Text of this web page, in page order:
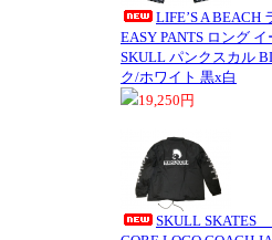
LIFE’S A BEACH
EASY PANTS ロング
SKULL パンクスカル
ク/ホワイト 黒x白
19,250円
SKULL SKATES